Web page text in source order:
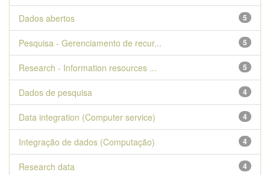
5
Dados abertos
5
Pesquisa - Gerenciamento de recur...
5
Research - Information resources ...
4
Dados de pesquisa
4
Data integration (Computer service)
4
Integração de dados (Computação)
4
Research data